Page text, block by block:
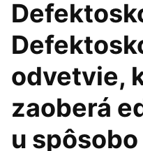
odvetvie,
zaoberá
u